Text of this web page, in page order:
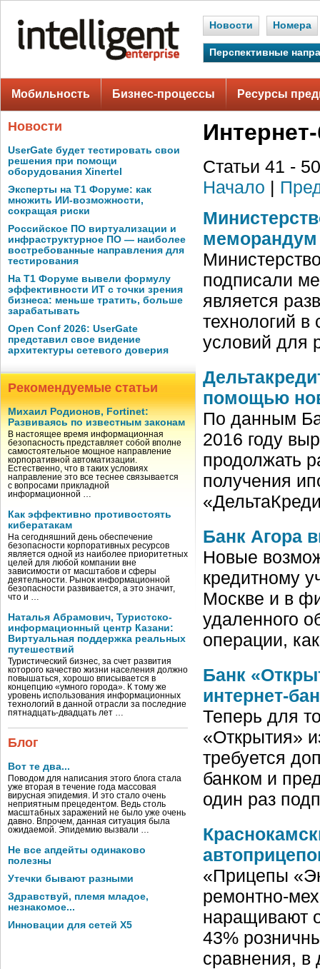
Новости Номера
Перспективные
Мобильность Бизнес-процессы Ресурсы
Новости
UserGate будет тестировать свои
решения при помощи
оборудования Xinertel
Эксперты на Т1 Форуме: как
множить ИИ-возможности,
сокращая риски
Российское ПО виртуализации и
инфраструктурное ПО — наиболее
востребованные направления для
тестирования
На Т1 Форуме вывели формулу
эффективности ИТ с точки зрения
бизнеса: меньше тратить, больше
зарабатывать
Open Conf 2026: UserGate
представил свое видение
архитектуры сетевого доверия
Рекомендуемые статьи
Михаил Родионов, Fortinet:
Развиваясь по известным законам
В настоящее время информационная
безопасность представляет собой вполне
самостоятельное мощное направление
корпоративной автоматизации.
Естественно, что в таких условиях
направление это все теснее связывается
с вопросами прикладной
информационной …
Как эффективно противостоять
кибератакам
На сегодняшний день обеспечение
безопасности корпоративных ресурсов
является одной из наиболее приоритетных
целей для любой компании вне
зависимости от масштабов и сферы
деятельности. Рынок информационной
безопасности развивается, а это значит,
что и …
Наталья Абрамович, Туристско-
информационный центр Казани:
Виртуальная поддержка реальных
путешествий
Туристический бизнес, за счет развития
которого качество жизни населения должно
повышаться, хорошо вписывается в
концепцию «умного города». К тому же
уровень использования информационных
технологий в данной отрасли за последние
пятнадцать-двадцать лет …
Блог
Вот те два...
Поводом для написания этого блога стала
уже вторая в течение года массовая
вирусная эпидемия. И это стало очень
неприятным прецедентом. Ведь столь
масштабных заражений не было уже очень
давно. Впрочем, данная ситуация была
ожидаемой. Эпидемию вызвали …
Не все апдейты одинаково
полезны
Утечки бывают разными
Здравствуй, племя младое,
незнакомое...
Инновации для сетей X5
Статьи 41 -
Начало |
меморандум
подписали
является
технологий
условий для
помощью
По данным
2016 году
продолжать
получения
Банк Агора
Новые
кредитному
Москве и в
удаленного
операции,
Банк
интернет-
Теперь для
«Открытия»
требуется
банком и
один раз
«Прицепы
ремонтно-
наращивают
43%
сравнения, в